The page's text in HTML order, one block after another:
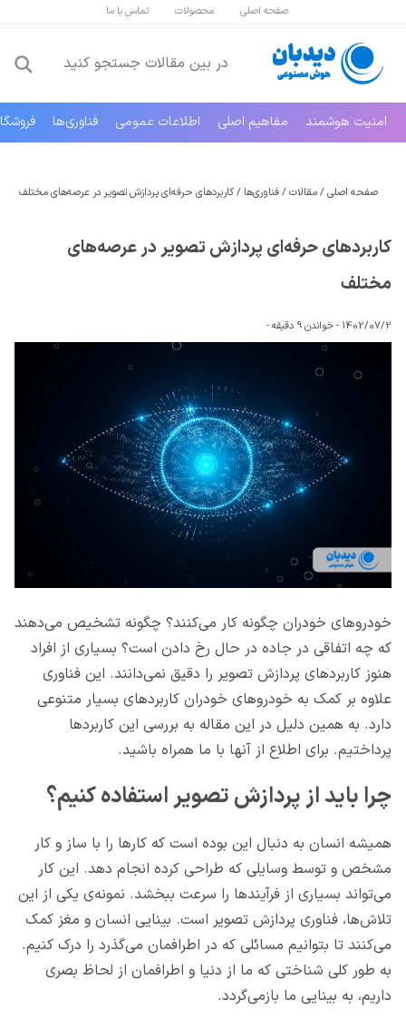
صفحه اصلی محصولات تماس با ما
امنیت هوشمند مفاهیم اصلی اطلاعات عمومی فناوری‌ها
صفحه اصلی/مقالات/فناوری‌ها /کاربردهای حرفه‌ای پردازش تصویر در عرصه‌های مختلف
کاربردهای حرفه‌ای پردازش تصویر در عرصه‌های
مختلف
1402/07/2 - خواندن 9 دقیقه -
خودروهای خودران چگونه کار می‌کنند؟ چگونه تشخیص می‌دهند
که چه اتفاقی در جاده در حال رخ دادن است؟ بسیاری از افراد
هنوز کاربردهای پردازش تصویر را دقیق نمی‌دانند. این فناوری
علاوه بر کمک به خودروهای خودران کاربردهای بسیار متنوعی
دارد. به همین دلیل در این مقاله به بررسی این کاربردها
پرداختیم. برای اطلاع از آنها با ما همراه باشید.
چرا باید از پردازش تصویر استفاده کنیم؟
همیشه انسان به دنبال این بوده است که کارها را با ساز و کار
مشخص و توسط وسایلی که طراحی کرده انجام دهد. این کار
می‌تواند بسیاری از فرآیندها را سرعت ببخشد. نمونه‌ی یکی از این
تلاش‌ها، فناوری پردازش تصویر است. بینایی انسان و مغز کمک
می‌کنند تا بتوانیم مسائلی که در اطرافمان می‌گذرد را درک کنیم.
به طور کلی شناختی که ما از دنیا و اطرافمان از لحاظ بصری
داریم، به بینایی ما بازمی‌گردد.